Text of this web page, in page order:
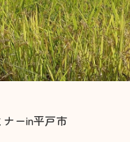
ーin平戸市